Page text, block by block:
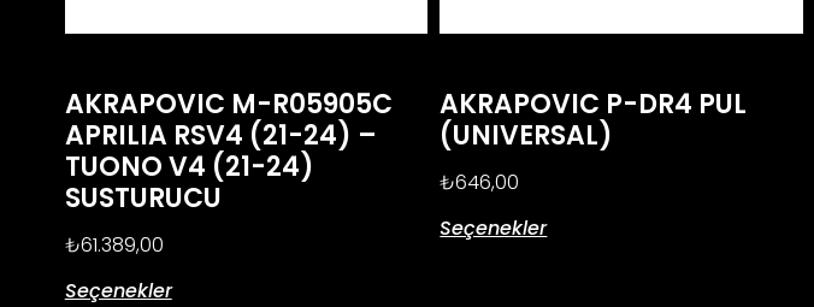
AKRAPOVIC M-R05905C
APRILIA RSV4 (21-24) –
TUONO V4 (21-24)
SUSTURUCU
₺61.389,00
Seçenekler
AKRAPOVIC P-DR4 PUL
(UNIVERSAL)
₺646,00
Seçenekler